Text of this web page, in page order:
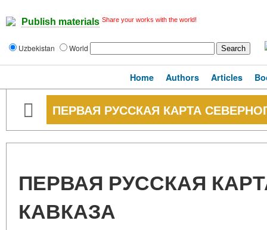
Publish materials Share your works with the world!
Uzbekistan World
Home Authors Articles
ПЕРВАЯ РУССКАЯ КАРТА
ПЕРВАЯ РУССКАЯ
КАВКАЗА